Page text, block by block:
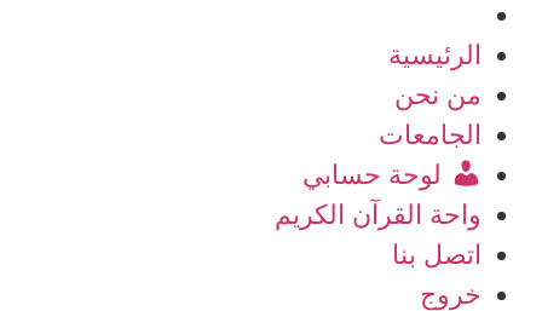
الرئيسية
من نحن
الجامعات
لوحة حسابي
واحة القرآن الكريم
اتصل بنا
خروج